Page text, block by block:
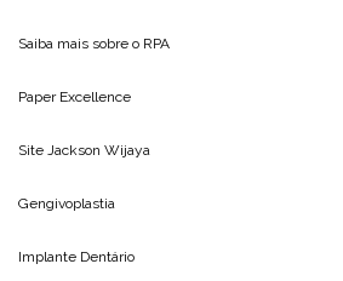
Saiba mais sobre o RPA
Paper Excellence
Site Jackson Wijaya
Gengivoplastia
Implante Dentário